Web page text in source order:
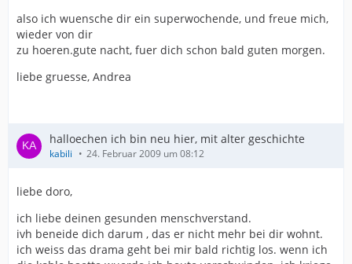
also ich wuensche dir ein superwochende, und freue mich,
wieder von dir
zu hoeren.gute nacht, fuer dich schon bald guten morgen.
liebe gruesse, Andrea
halloechen ich bin neu hier, mit alter geschichte
kabili 24. Februar 2009 um 08:12
liebe doro,
ich liebe deinen gesunden menschverstand.
ivh beneide dich darum , das er nicht mehr bei dir wohnt.
ich weiss das drama geht bei mir bald richtig los. wenn ich